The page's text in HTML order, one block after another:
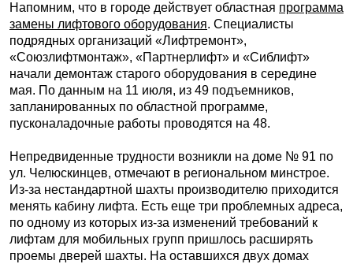
Напомним, что в городе действует областная программа
замены лифтового оборудования. Специалисты
подрядных организаций «Лифтремонт»,
«Союзлифтмонтаж», «Партнерлифт» и «Сиблифт»
начали демонтаж старого оборудования в середине
мая. По данным на 11 июля, из 49 подъемников,
запланированных по областной программе,
пусконаладочные работы проводятся на 48.
Непредвиденные трудности возникли на доме № 91 по
ул. Челюскинцев, отмечают в региональном минстрое.
Из-за нестандартной шахты производителю приходится
менять кабину лифта. Есть еще три проблемных адреса,
по одному из которых из-за изменений требований к
лифтам для мобильных групп пришлось расширять
проемы дверей шахты. На оставшихся двух домах